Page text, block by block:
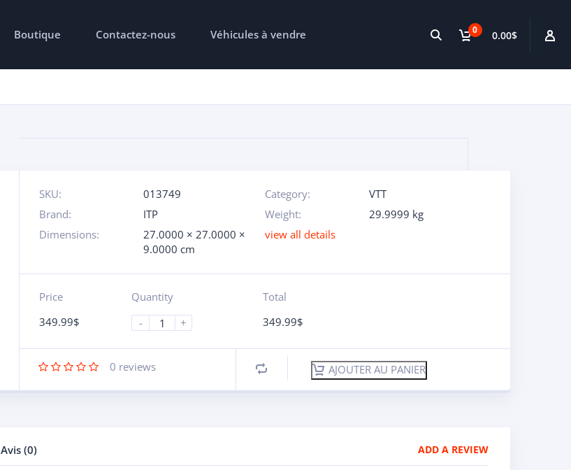
0 0.00$
Boutique Contactez-nous Véhicules à vendre
SKU: 013749 Category:
VTT
Brand:
ITP Weight:
29.9999 kg
Dimensions:
27.0000 × 27.0000 ×
9.0000 cm
view all details
Price
349.99$
Quantity
-
+
Total
349.99$
0 reviews AJOUTER AU PANIER
Avis (0) ADD A REVIEW